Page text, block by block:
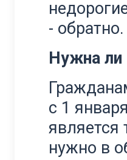
- обратно.
Нужна ли
с 1
нужно в